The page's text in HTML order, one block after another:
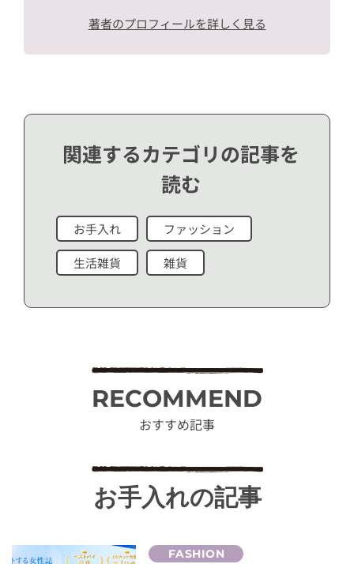
著者のプロフィールを詳しく見る
関連するカテゴリの記事を
読む
お手入れ ファッション
生活雑貨 雑貨
RECOMMEND
おすすめ記事
お手入れの記事